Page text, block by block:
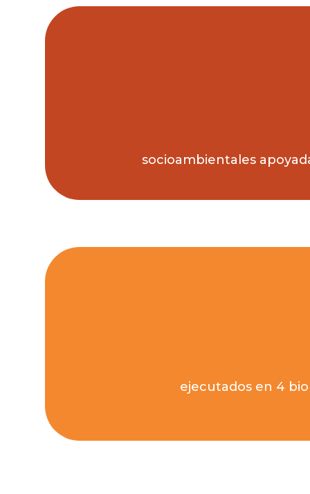
socioambientales
ejecutados en 4